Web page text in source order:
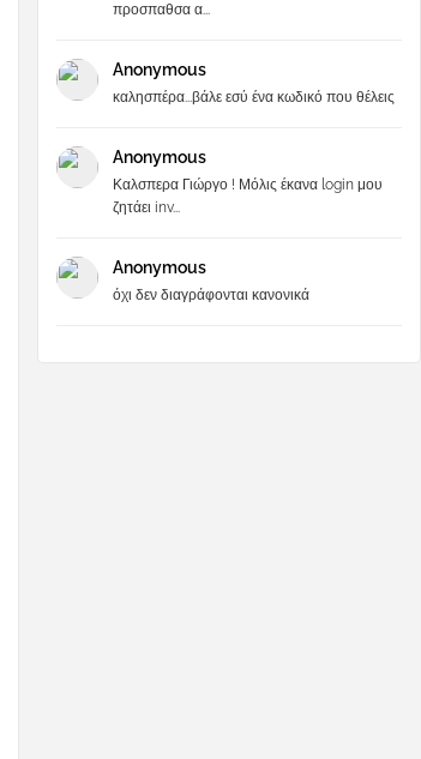
προσπαθσα α...
Anonymous
καλησπέρα...βάλε εσύ ένα κωδικό που θέλεις
Anonymous
Καλσπερα Γιώργο ! Μόλις έκανα login μου
ζητάει inv...
Anonymous
όχι δεν διαγράφονται κανονικά